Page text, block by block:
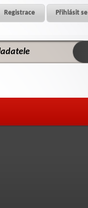
Registrace Přihlásit se